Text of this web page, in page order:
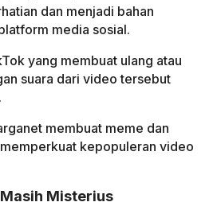
dan menjadi bahan
media sosial.
yang membuat ulang atau
suara dari video tersebut
membuat meme dan
kepopuleran video
Misterius